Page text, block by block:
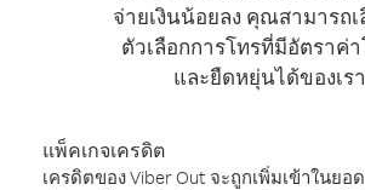
จ่ายเงินน้อยลง คุณสามารถเ
ตัวเลือกการโทรที่มีอัตราค่
และยืดหยุ่นได้ของเร
แพ็คเกจเครดิต
เครดิตของ Viber Out จะถูกเพิ่มเข้าในย